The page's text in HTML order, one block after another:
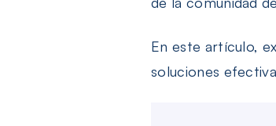
En este artículo,
soluciones